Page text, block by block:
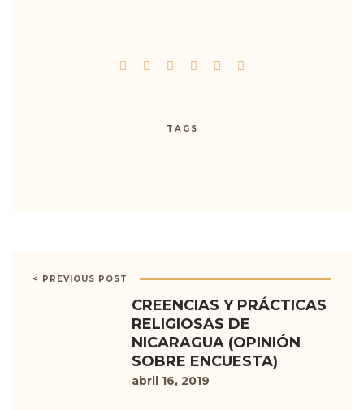
TAGS
< PREVIOUS POST
CREENCIAS Y PRÁCTICAS
RELIGIOSAS DE
NICARAGUA (OPINIÓN
SOBRE ENCUESTA)
abril 16, 2019